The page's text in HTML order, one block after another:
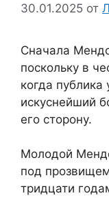
30.01.2025 от
Сначала
поскольку в
когда
искуснейший
его сторону.
Молодой
под
тридцати